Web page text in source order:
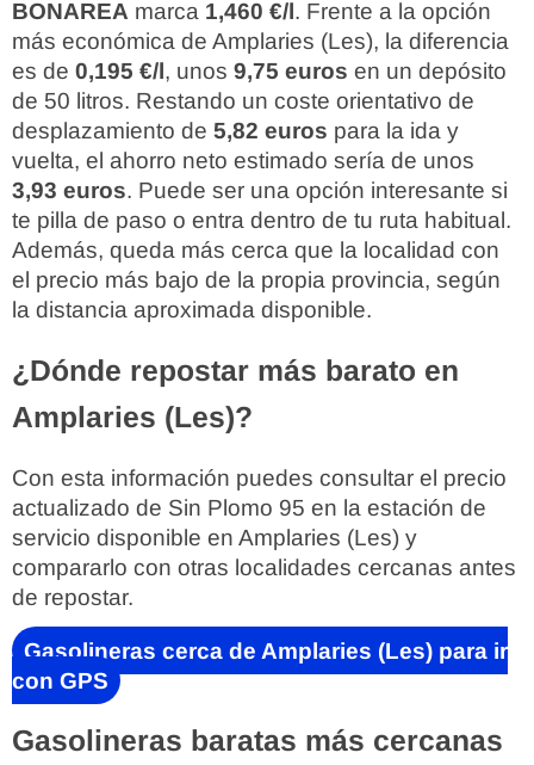
BONAREA marca 1,460 €/l. Frente a la opción
más económica de Amplaries (Les), la diferencia
es de 0,195 €/l, unos 9,75 euros en un depósito
de 50 litros. Restando un coste orientativo de
desplazamiento de 5,82 euros para la ida y
vuelta, el ahorro neto estimado sería de unos
3,93 euros. Puede ser una opción interesante si
te pilla de paso o entra dentro de tu ruta habitual.
Además, queda más cerca que la localidad con
el precio más bajo de la propia provincia, según
la distancia aproximada disponible.
¿Dónde repostar más barato en
Amplaries (Les)?
Con esta información puedes consultar el precio
actualizado de Sin Plomo 95 en la estación de
servicio disponible en Amplaries (Les) y
compararlo con otras localidades cercanas antes
de repostar.
Gasolineras cerca de Amplaries (Les) para ir
con GPS
Gasolineras baratas más cercanas